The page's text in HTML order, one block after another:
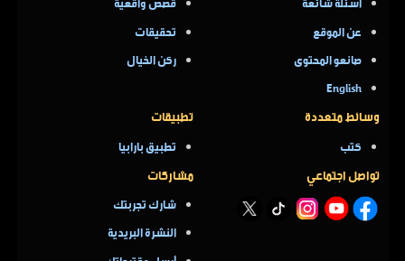
عن الموقع
صانعو المحتوى
English
تحقيقات
ركن الخيال
وسائط متعددة
كتب
تطبيقات
تطبيق بارابيا
تواصل اجتماعي مشاركات
شارك تجربتك
النشرة البريدية